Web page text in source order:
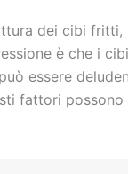
dei cibi
è che i
essere
fattori